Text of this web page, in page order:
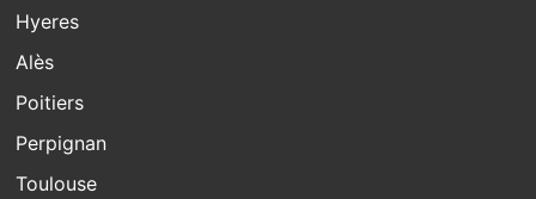
Hyeres
Alès
Poitiers
Perpignan
Toulouse